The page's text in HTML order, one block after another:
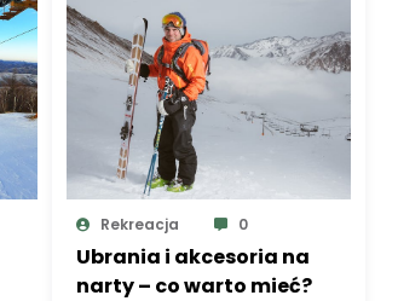
Rekreacja 0
Ubrania i akcesoria na
narty – co warto mieć?